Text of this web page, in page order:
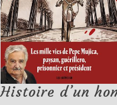
Histoire d’un